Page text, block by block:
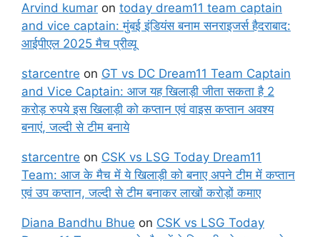
Arvind kumar on today dream11 team captain
and vice captain: मुंबई इंडियंस बनाम सनराइजर्स हैदराबाद:
आईपीएल 2025 मैच प्रीव्यू
starcentre on GT vs DC Dream11 Team Captain
and Vice Captain: आज यह खिलाड़ी जीता सकता है 2
करोड़ रुपये इस खिलाड़ी को कप्तान एवं वाइस कप्तान अवश्य
बनाएं, जल्दी से टीम बनाये
starcentre on CSK vs LSG Today Dream11
Team: आज के मैच में ये खिलाड़ी को बनाए अपने टीम में कप्तान
एवं उप कप्तान, जल्दी से टीम बनाकर लाखों करोड़ों कमाए
Diana Bandhu Bhue on CSK vs LSG Today